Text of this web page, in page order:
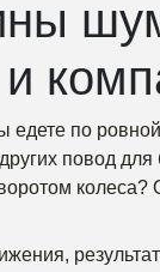
и
по
повод
колеса?